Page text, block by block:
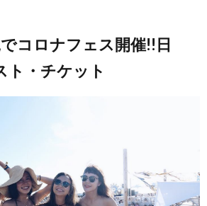
コロナフェス開催!!日
ト・チケット